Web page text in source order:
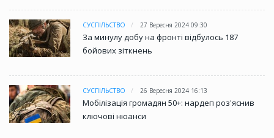
СУСПІЛЬСТВО 27 Вересня 2024 09:30
За минулу добу на фронті відбулось 187
бойових зіткнень
СУСПІЛЬСТВО 26 Вересня 2024 16:13
Мобілізація громадян 50+: нардеп роз'яснив
ключові нюанси